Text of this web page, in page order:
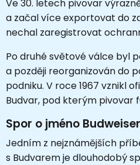
Ve 30. letech pivovar
a začal více exportovat do
nechal zaregistrovat
Po druhé světové válce byl
a později reorganizován do
podniku. V roce 1967 vznikl
Budvar, pod kterým pivovar
Spor o jméno Budweiser
Jedním z nejznámějších
s Budvarem je dlouhodobý